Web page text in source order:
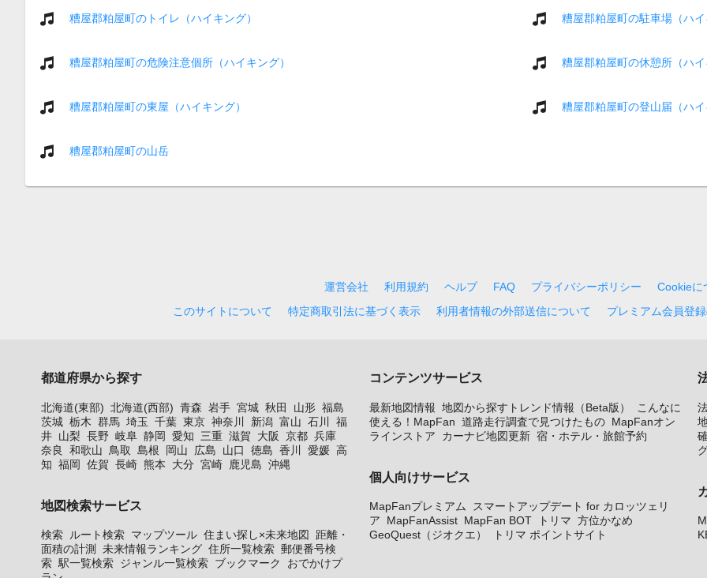
糟屋郡粕屋町のトイレ（ハイキング） 糟屋郡粕屋町の駐車場（ハ
糟屋郡粕屋町の危険注意個所（ハイキング） 糟屋郡粕屋町の休憩所（ハ
糟屋郡粕屋町の東屋（ハイキング） 糟屋郡粕屋町の登山届（ハ
糟屋郡粕屋町の山岳
運営会社 利用規約 ヘルプ FAQ プライバシーポリシー
Cookieに
このサイトについて
特定商取引法に基づく表示 利用者情報の外部送信について プレミアム会員登
都道府県から探す
北海道(東部) 北海道(西部) 青森 岩手 宮城 秋田 山形 福島
茨城 栃木 群馬 埼玉 千葉 東京 神奈川 新潟 富山 石川
福
井 山梨 長野 岐阜 静岡 愛知 三重 滋賀 大阪 京都 兵庫
奈良
和歌山 鳥取 島根 岡山 広島 山口 徳島 香川 愛媛 高
知 福岡 佐賀 長崎 熊本 大分 宮崎 鹿児島 沖縄
地図検索サービス
検索 ルート検索 マップツール 住まい探し×未来地図
距離・
面積の計測
未来情報ランキング 住所一覧検索 郵便番号検
索 駅一覧検索 ジャンル一覧検索 ブックマーク
おでかけプ
コンテンツサービス
最新地図情報 地図から探すトレンド情報（Beta版）
こんなに
使える！MapFan 道路走行調査で見つけたもの MapFanオン
ラインストア
カーナビ地図更新 宿・ホテル・旅館予約
個人向けサービス
MapFanプレミアム
スマートアップデート for カロッツェリ
ア
MapFanAssist MapFan BOT トリマ 方位かなめ
GeoQuest（ジオクエ）
トリマ ポイントサイト